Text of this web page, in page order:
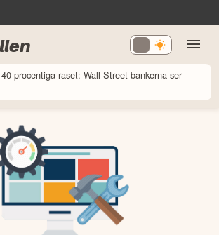
procentiga raset: Wall Street-bankerna ser